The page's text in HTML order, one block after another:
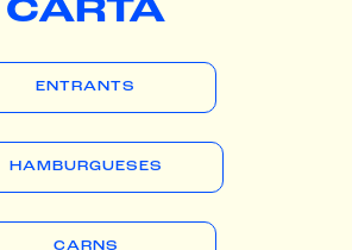
CARTA
ENTRANTS
HAMBURGUESES
CARNS